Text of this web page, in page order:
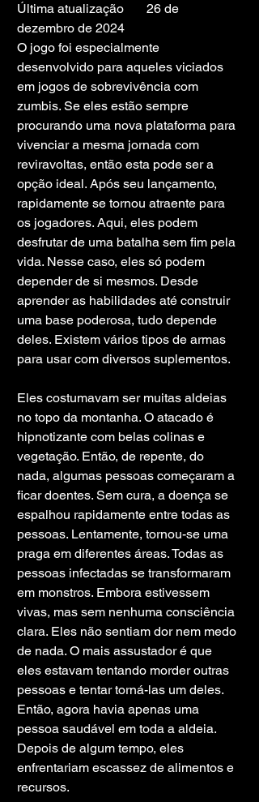
Última atualização	26 de
dezembro de 2024
O jogo foi especialmente
desenvolvido para aqueles viciados
em jogos de sobrevivência com
zumbis. Se eles estão sempre
procurando uma nova plataforma para
vivenciar a mesma jornada com
reviravoltas, então esta pode ser a
opção ideal. Após seu lançamento,
rapidamente se tornou atraente para
os jogadores. Aqui, eles podem
desfrutar de uma batalha sem fim pela
vida. Nesse caso, eles só podem
depender de si mesmos. Desde
aprender as habilidades até construir
uma base poderosa, tudo depende
deles. Existem vários tipos de armas
para usar com diversos suplementos.
Eles costumavam ser muitas aldeias
no topo da montanha. O atacado é
hipnotizante com belas colinas e
vegetação. Então, de repente, do
nada, algumas pessoas começaram a
ficar doentes. Sem cura, a doença se
espalhou rapidamente entre todas as
pessoas. Lentamente, tornou-se uma
praga em diferentes áreas. Todas as
pessoas infectadas se transformaram
em monstros. Embora estivessem
vivas, mas sem nenhuma consciência
clara. Eles não sentiam dor nem medo
de nada. O mais assustador é que
eles estavam tentando morder outras
pessoas e tentar torná-las um deles.
Então, agora havia apenas uma
pessoa saudável em toda a aldeia.
Depois de algum tempo, eles
enfrentariam escassez de alimentos e
recursos.